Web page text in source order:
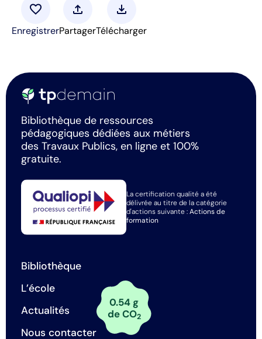
favorite
Enregistrer
upload
Partager
download
Télécharger
Bibliothèque de ressources
pédagogiques dédiées aux métiers
des Travaux Publics, en ligne et 100%
gratuite.
La certification qualité a été
délivrée au titre de la catégorie
d'actions suivante :Actions de
formation
Bibliothèque
L’école
Actualités
Nous contacter
0.54 g
de CO2